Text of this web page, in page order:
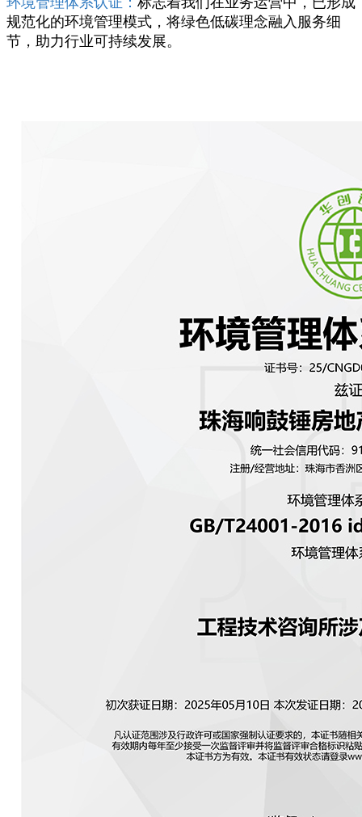
规范化的环境管理模式，将绿色低碳理念融入服务细
节，助力行业可持续发展。